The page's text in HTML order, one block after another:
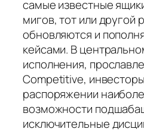
самые известные
мигов, тот или другой
обновляются и
кейсами. В
исполнения,
Competitive,
распоряжении
возможности
исключительные